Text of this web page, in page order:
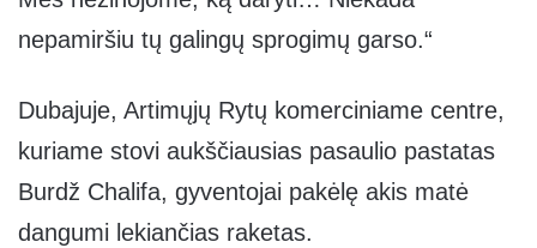
nepamiršiu tų galingų sprogimų garso.“
Dubajuje, Artimųjų Rytų komerciniame centre,
kuriame stovi aukščiausias pasaulio pastatas
Burdž Chalifa, gyventojai pakėlę akis matė
dangumi lekiančias raketas.